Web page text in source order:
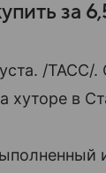
за
/ТАСС/.
хуторе в